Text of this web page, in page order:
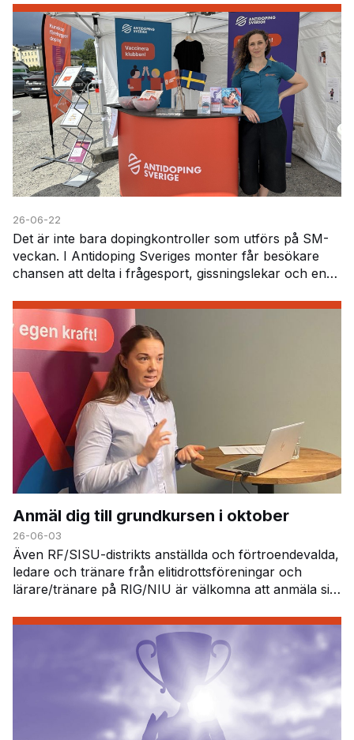
att h…
26-06-22
Det är inte bara dopingkontroller som utförs på SM-
veckan. I Antidoping Sveriges monter får besökare
chansen att delta i frågesport, gissningslekar och en
Anmäl dig till grundkursen i oktober
26-06-03
Även RF/SISU-distrikts anställda och förtroendevalda,
ledare och tränare från elitidrottsföreningar och
lärare/tränare på RIG/NIU är välkomna att anmäla sig.